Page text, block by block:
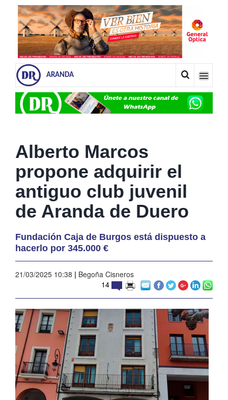
ARANDA
Alberto Marcos
propone adquirir el
antiguo club juvenil
de Aranda de Duero
Fundación Caja de Burgos está dispuesto a
hacerlo por 345.000 €
21/03/2025 10:38 | Begoña Cisneros
14